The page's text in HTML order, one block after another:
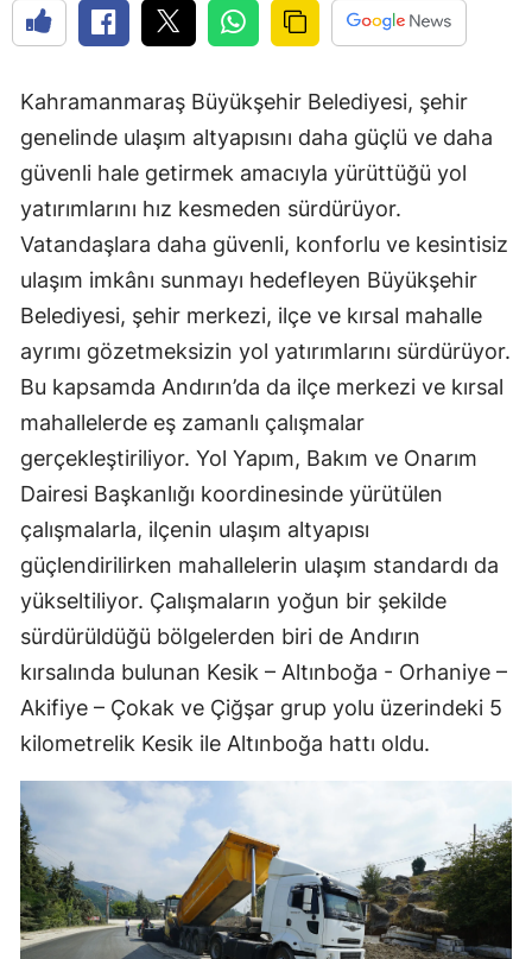
Kahramanmaraş Büyükşehir Belediyesi, şehir
genelinde ulaşım altyapısını daha güçlü ve daha
güvenli hale getirmek amacıyla yürüttüğü yol
yatırımlarını hız kesmeden sürdürüyor.
Vatandaşlara daha güvenli, konforlu ve kesintisiz
ulaşım imkânı sunmayı hedefleyen Büyükşehir
Belediyesi, şehir merkezi, ilçe ve kırsal mahalle
ayrımı gözetmeksizin yol yatırımlarını sürdürüyor.
Bu kapsamda Andırın’da da ilçe merkezi ve kırsal
mahallelerde eş zamanlı çalışmalar
gerçekleştiriliyor. Yol Yapım, Bakım ve Onarım
Dairesi Başkanlığı koordinesinde yürütülen
çalışmalarla, ilçenin ulaşım altyapısı
güçlendirilirken mahallelerin ulaşım standardı da
yükseltiliyor. Çalışmaların yoğun bir şekilde
sürdürüldüğü bölgelerden biri de Andırın
kırsalında bulunan Kesik – Altınboğa - Orhaniye –
Akifiye – Çokak ve Çiğşar grup yolu üzerindeki 5
kilometrelik Kesik ile Altınboğa hattı oldu.